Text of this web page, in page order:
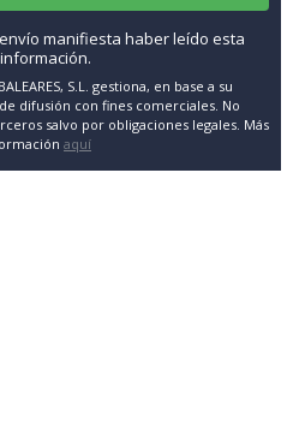
manifiesta haber leído esta
información.
S.L. gestiona, en base a su
difusión con fines comerciales. No
salvo por obligaciones legales. Más
aquí